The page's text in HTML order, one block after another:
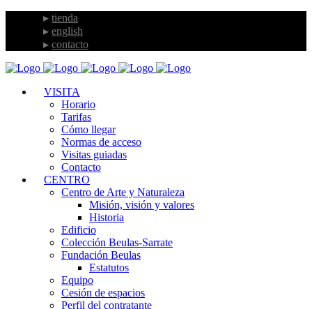
tienda
english
contacto
VISITA
Horario
Tarifas
Cómo llegar
Normas de acceso
Visitas guiadas
Contacto
CENTRO
Centro de Arte y Naturaleza
Misión, visión y valores
Historia
Edificio
Colección Beulas-Sarrate
Fundación Beulas
Estatutos
Equipo
Cesión de espacios
Perfil del contratante